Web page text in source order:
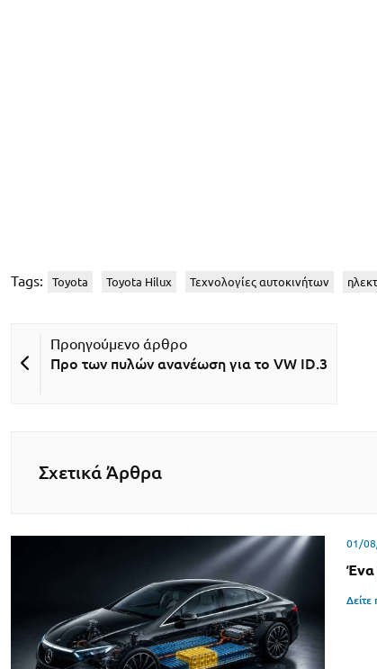
Tags: Toyota Toyota Hilux Τεχνολογίες αυτοκινήτων
Προ των πυλών ανανέωση για το VW ID.3
Σχετικά Άρθρα
01/
Ένα
Δείτε